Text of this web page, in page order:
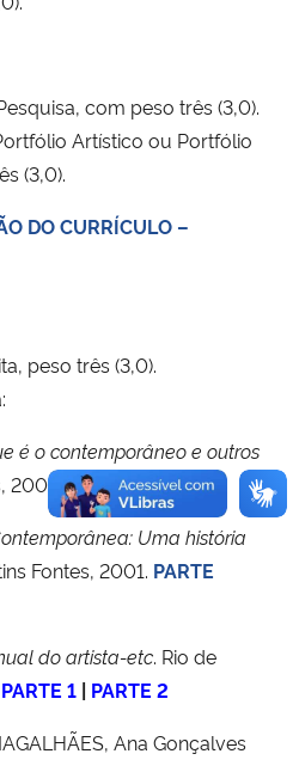
com peso três (3,0).
Artístico ou Portfólio
(3,0).
DO CURRÍCULO –
peso três (3,0).
é o contemporâneo e outros
2009.PARTE ÚNICA
Uma história
Fontes, 2001. PARTE
do artista-etc. Rio de
PARTE 1 | PARTE 2
Ana Gonçalves